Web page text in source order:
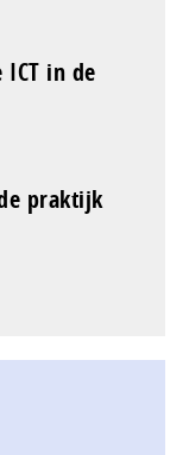
ICT in de
praktijk